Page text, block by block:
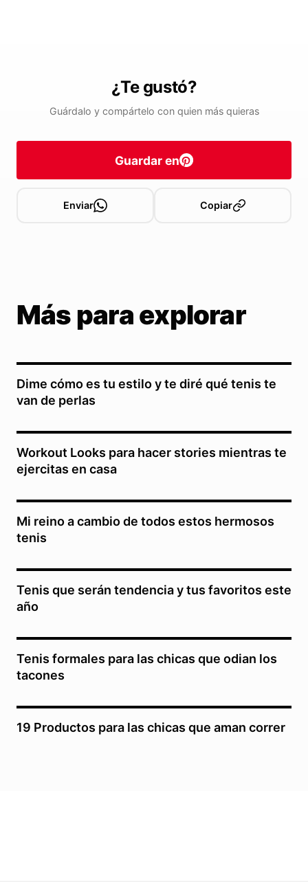
¿Te gustó?
Guárdalo y compártelo con quien más quieras
Guardar en
Enviar Copiar
Más para explorar
Dime cómo es tu estilo y te diré qué tenis te
van de perlas
Workout Looks para hacer stories mientras te
ejercitas en casa
Mi reino a cambio de todos estos hermosos
tenis
Tenis que serán tendencia y tus favoritos este
año
Tenis formales para las chicas que odian los
tacones
19 Productos para las chicas que aman correr